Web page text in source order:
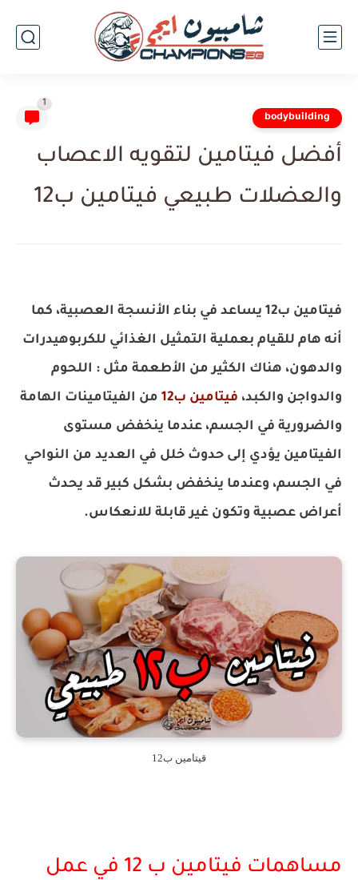
bodybuilding
1
أفضل فيتامين لتقويه الاعصاب
والعضلات طبيعي فيتامين ب12
فيتامين ب12 يساعد في بناء الأنسجة العصبية، كما
أنه هام للقيام بعملية التمثيل الغذائي للكربوهيدرات
والدهون، هناك الكثير من الأطعمة مثل : اللحوم
والدواجن والكبد، فيتامين ب12
من الفيتامينات الهامة
والضرورية في الجسم، عندما ينخفض مستوى
الفيتامين يؤدي إلى حدوث خلل في العديد من النواحي
في الجسم، وعندما ينخفض بشكل كبير قد يحدث
أعراض عصبية وتكون غير قابلة للانعكاس.
قيتامين ب12
مساهمات فيتامين ب 12 في عمل